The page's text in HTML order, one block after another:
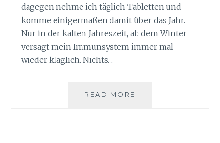
dagegen nehme ich täglich Tabletten und
komme einigermaßen damit über das Jahr.
Nur in der kalten Jahreszeit, ab dem Winter
versagt mein Immunsystem immer mal
wieder kläglich. Nichts…
READ MORE